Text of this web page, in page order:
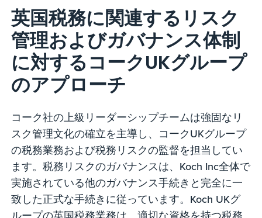
英国税務に関連するリスク
管理およびガバナンス体制
に対するコークUKグループ
のアプローチ
コーク社の上級リーダーシップチームは強固なリ
スク管理文化の確立を主導し、コークUKグループ
の税務業務および税務リスクの監督を担当してい
ます。税務リスクのガバナンスは、Koch Inc全体で
実施されている他のガバナンス手続きと完全に一
致した正式な手続きに従っています。Koch UKグ